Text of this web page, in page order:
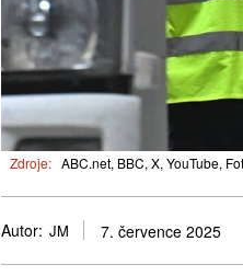
Zdroje: ABC.net, BBC, X, YouTube,
Autor: JM 7. července 2025